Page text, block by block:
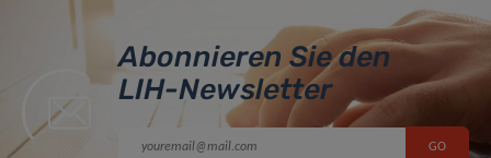
Abonnieren Sie den
LIH-Newsletter